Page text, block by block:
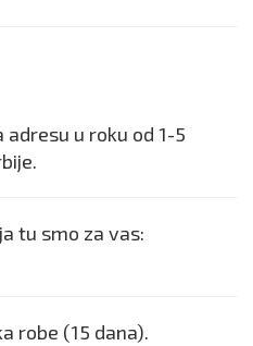
adresu u roku od 1-5
tu smo za vas:
robe (15 dana).